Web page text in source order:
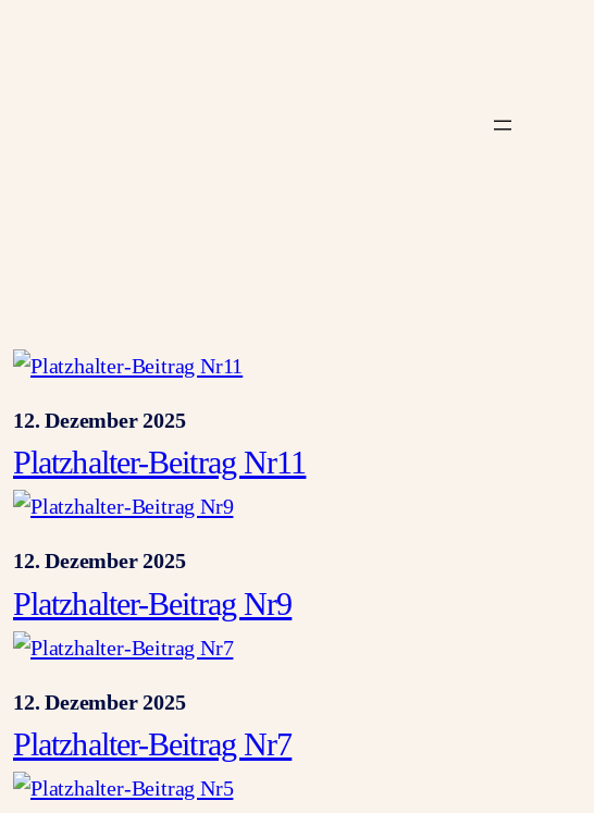
12. Dezember 2025
Platzhalter-Beitrag Nr11
12. Dezember 2025
Platzhalter-Beitrag Nr9
12. Dezember 2025
Platzhalter-Beitrag Nr7